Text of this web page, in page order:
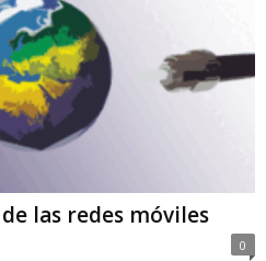
las redes móviles
0